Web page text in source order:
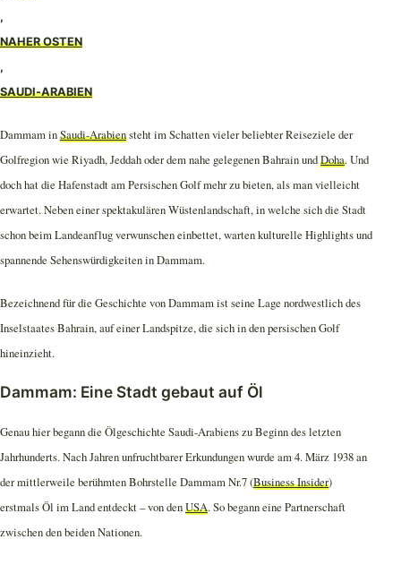
,
NAHER OSTEN
,
SAUDI-ARABIEN
Dammam inSaudi-Arabiensteht im Schatten vieler beliebter Reiseziele der
Golfregion wie Riyadh, Jeddah oder dem nahe gelegenen Bahrain undDoha. Und
doch hat die Hafenstadt am Persischen Golf mehr zu bieten, als man vielleicht
erwartet. Neben einer spektakulären Wüstenlandschaft, in welche sich die Stadt
schon beim Landeanflug verwunschen einbettet, warten kulturelle Highlights und
spannende Sehenswürdigkeiten in Dammam.
Bezeichnend für die Geschichte von Dammam ist seine Lage nordwestlich des
Inselstaates Bahrain, auf einer Landspitze, die sich in den persischen Golf
hineinzieht.
Dammam: Eine Stadt gebaut auf Öl
Genau hier begann die Ölgeschichte Saudi-Arabiens zu Beginn des letzten
Jahrhunderts. Nach Jahren unfruchtbarer Erkundungen wurde am 4. März 1938 an
der mittlerweile berühmten Bohrstelle Dammam Nr.7 (Business Insider)
erstmals Öl im Land entdeckt – von denUSA. So begann eine Partnerschaft
zwischen den beiden Nationen.